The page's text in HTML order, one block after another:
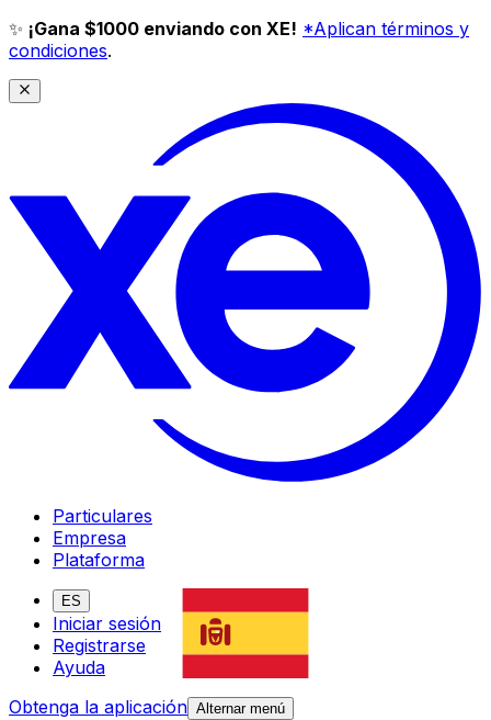
✨ ¡Gana $1000 enviando con XE! *Aplican términos y
condiciones.
Particulares
Empresa
Plataforma
ES
Iniciar sesión
Registrarse
Ayuda
Obtenga la aplicación Alternar menú